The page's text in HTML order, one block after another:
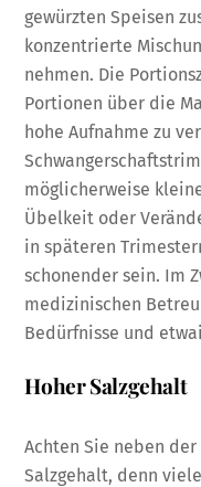
gewürzten Speisen
konzentrierte
nehmen. Die
Portionen über die
hohe Aufnahme zu
möglicherweise
Übelkeit oder
in späteren
schonender sein. Im
medizinischen
Bedürfnisse und
Hoher Salzgehalt
Achten Sie neben
Salzgehalt, denn